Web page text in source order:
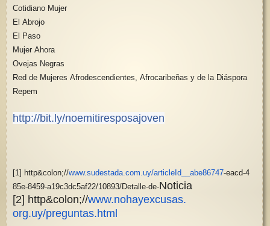
Cotidiano Mujer
El Abrojo
El Paso
Mujer Ahora
Ovejas Negras
Red de Mujeres Afrodescendientes, Afrocaribeñas y de la Diáspora
Repem
http://bit.ly/noemitiresposajoven
[1] http&colon;//www.sudestada.com.uy/articleId__abe86747‐eacd‐4
85e‐8459‐a19c3dc5af22/10893/Detalle‐de‐Noticia
[2] http&colon;//www.nohayexcusas.
org.uy/preguntas.html